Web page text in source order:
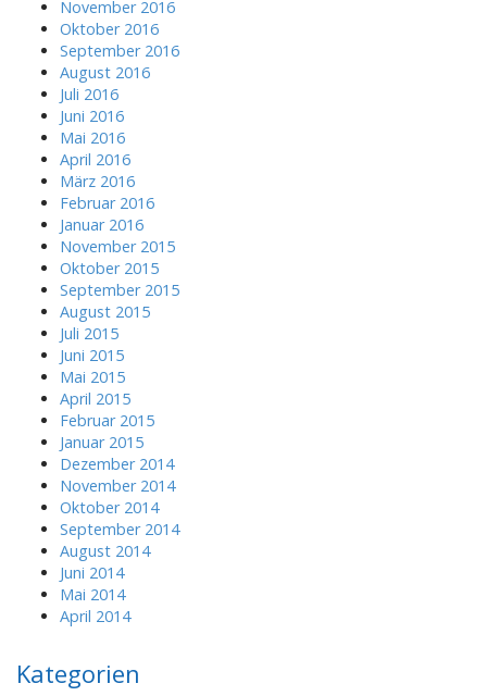
November 2016
Oktober 2016
September 2016
August 2016
Juli 2016
Juni 2016
Mai 2016
April 2016
März 2016
Februar 2016
Januar 2016
November 2015
Oktober 2015
September 2015
August 2015
Juli 2015
Juni 2015
Mai 2015
April 2015
Februar 2015
Januar 2015
Dezember 2014
November 2014
Oktober 2014
September 2014
August 2014
Juni 2014
Mai 2014
April 2014
Kategorien